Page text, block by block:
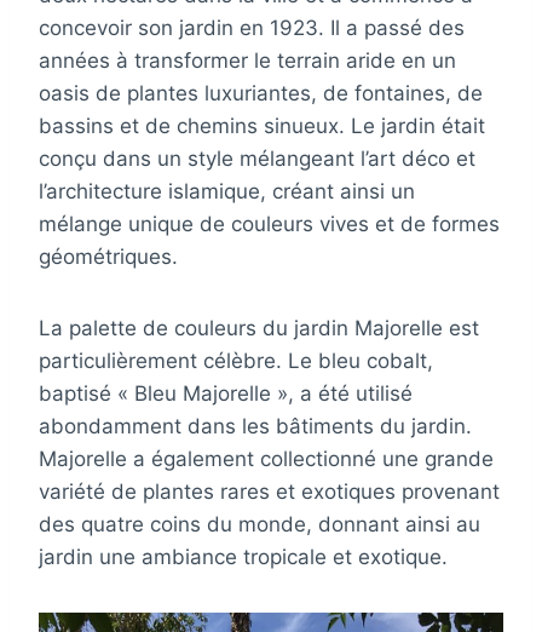
concevoir son jardin en 1923. Il a passé des
années à transformer le terrain aride en un
oasis de plantes luxuriantes, de fontaines, de
bassins et de chemins sinueux. Le jardin était
conçu dans un style mélangeant l’art déco et
l’architecture islamique, créant ainsi un
mélange unique de couleurs vives et de formes
géométriques.
La palette de couleurs du jardin Majorelle est
particulièrement célèbre. Le bleu cobalt,
baptisé « Bleu Majorelle », a été utilisé
abondamment dans les bâtiments du jardin.
Majorelle a également collectionné une grande
variété de plantes rares et exotiques provenant
des quatre coins du monde, donnant ainsi au
jardin une ambiance tropicale et exotique.